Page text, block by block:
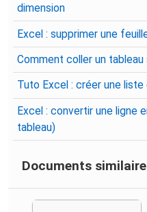
dimension
Excel : supprimer une
Comment coller un tableau
Tuto Excel : créer une
Excel : convertir une ligne
tableau)
Documents